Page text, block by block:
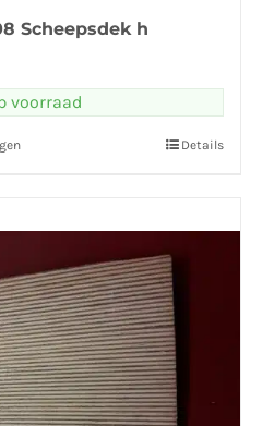
Scheepsdek h
voorraad
Details